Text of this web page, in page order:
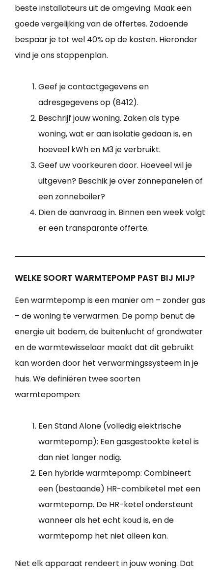
beste installateurs uit de omgeving. Maak een
goede vergelijking van de offertes. Zodoende
bespaar je tot wel 40% op de kosten. Hieronder
vind je ons stappenplan.
Geef je contactgegevens en
adresgegevens op (8412).
Beschrijf jouw woning. Zaken als type
woning, wat er aan isolatie gedaan is, en
hoeveel kWh en M3 je verbruikt.
Geef uw voorkeuren door. Hoeveel wil je
uitgeven? Beschik je over zonnepanelen of
een zonneboiler?
Dien de aanvraag in. Binnen een week volgt
er een transparante offerte.
WELKE SOORT WARMTEPOMP PAST BIJ MIJ?
Een warmtepomp is een manier om – zonder gas
– de woning te verwarmen. De pomp benut de
energie uit bodem, de buitenlucht of grondwater
en de warmtewisselaar maakt dat dit gebruikt
kan worden door het verwarmingssysteem in je
huis. We definiëren twee soorten
warmtepompen:
Een Stand Alone (volledig elektrische
warmtepomp): Een gasgestookte ketel is
dan niet langer nodig.
Een hybride warmtepomp: Combineert
een (bestaande) HR-combiketel met een
warmtepomp. De HR-ketel ondersteunt
wanneer als het echt koud is, en de
warmtepomp het niet alleen kan.
Niet elk apparaat rendeert in jouw woning. Dat